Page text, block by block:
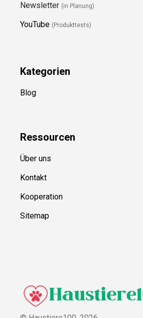
Newsletter (in Planung)
YouTube (Produkttests)
Kategorien
Blog
Ressourcen
Über uns
Kontakt
Kooperation
Sitemap